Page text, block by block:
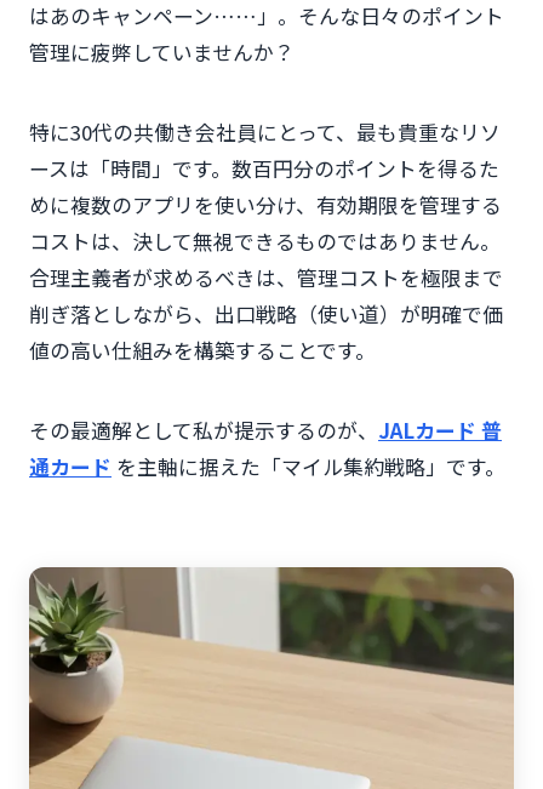
はあのキャンペーン……」。そんな日々のポイント
管理に疲弊していませんか？
特に30代の共働き会社員にとって、最も貴重なリソ
ースは「時間」です。数百円分のポイントを得るた
めに複数のアプリを使い分け、有効期限を管理する
コストは、決して無視できるものではありません。
合理主義者が求めるべきは、管理コストを極限まで
削ぎ落としながら、出口戦略（使い道）が明確で価
値の高い仕組みを構築することです。
その最適解として私が提示するのが、 JALカード 普
通カード を主軸に据えた「マイル集約戦略」です。